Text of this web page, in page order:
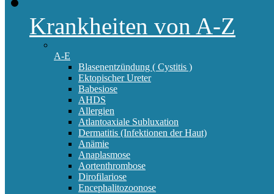
Krankheiten von A-Z
A-E
Blasenentzündung ( Cystitis )
Ektopischer Ureter
Babesiose
AHDS
Allergien
Atlantoaxiale Subluxation
Dermatitis (Infektionen der Haut)
Anämie
Anaplasmose
Aortenthrombose
Dirofilariose
Encephalitozoonose